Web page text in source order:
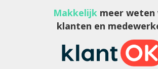
Makkelijk meer weten
klanten en